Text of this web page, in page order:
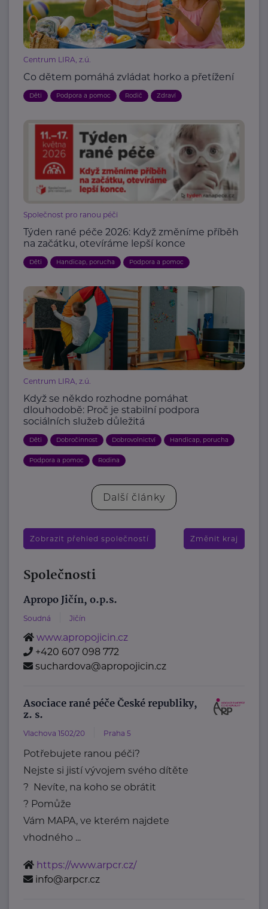
Centrum LIRA, z.ú.
Co dětem pomáhá zvládat horko a přetížení
Děti Podpora a pomoc Rodič Zdraví
Společnost pro ranou péči
Týden rané péče 2026: Když změníme příběh
na začátku, otevíráme lepší konce
Děti Handicap, porucha Podpora a pomoc
Centrum LIRA, z.ú.
Když se někdo rozhodne pomáhat
dlouhodobě: Proč je stabilní podpora
sociálních služeb důležitá
Děti Dobročinnost Dobrovolnictví Handicap, porucha
Podpora a pomoc Rodina
Další články
Zobrazit přehled společností Změnit kraj
Společnosti
Apropo Jičín, o.p.s.
Soudná Jičín
www.apropojicin.cz
+420 607 098 772
suchardova@apropojicin.cz
Asociace rané péče České republiky,
z. s.
Vlachova 1502/20 Praha 5
Potřebujete ranou péči?
Nejste si jistí vývojem svého dítěte
? Nevíte, na koho se obrátit
? Pomůže
Vám MAPA, ve kterém najdete
vhodného ...
https://www.arpcr.cz/
info@arpcr.cz